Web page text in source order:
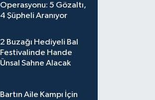
Operasyonu: 5 Gözaltı,
4 Şüpheli Aranıyor
2 Buzağı Hediyeli Bal
Festivalinde Hande
Ünsal Sahne Alacak
Bartın Aile Kampı İçin